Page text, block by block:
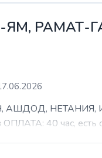
ЯМ,
АШДОД,
40 час, есть